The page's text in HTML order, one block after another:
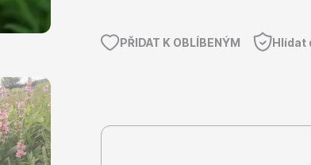
Okrasné trávy
PŘIDAT K OBLÍBENÝM Hlídat